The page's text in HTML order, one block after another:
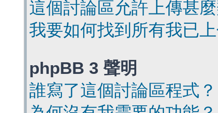
這個討論區允許上傳甚
我要如何找到所有我已
phpBB 3 聲明
誰寫了這個討論區程式？